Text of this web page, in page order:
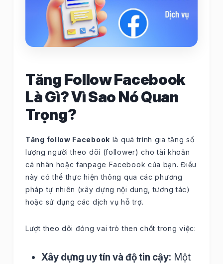
Tăng Follow Facebook
Là Gì? Vì Sao Nó Quan
Trọng?
Tăng follow Facebook là quá trình gia tăng số
lượng người theo dõi (follower) cho tài khoản
cá nhân hoặc fanpage Facebook của bạn. Điều
này có thể thực hiện thông qua các phương
pháp tự nhiên (xây dựng nội dung, tương tác)
hoặc sử dụng các dịch vụ hỗ trợ.
Lượt theo dõi đóng vai trò then chốt trong việc:
Xây dựng uy tín và độ tin cậy: Một